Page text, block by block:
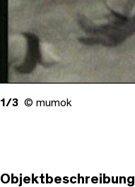
1/3 © mumok
Objektbeschreibung